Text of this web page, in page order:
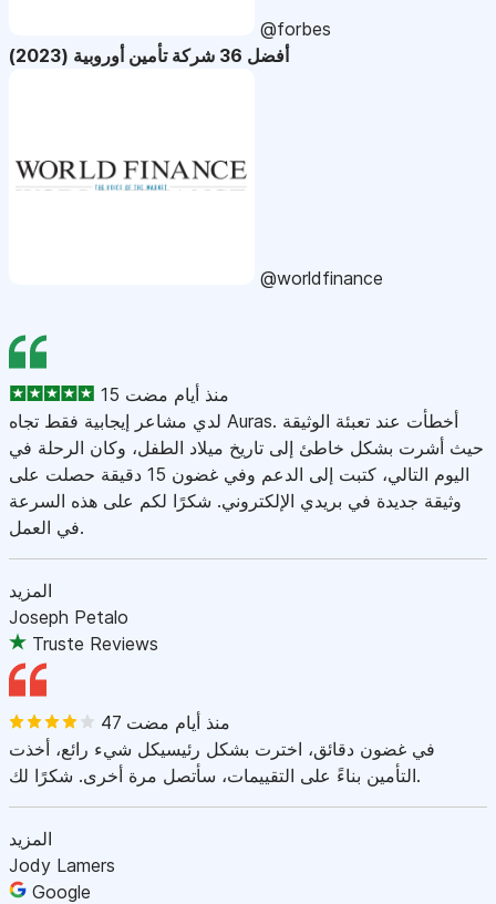
@forbes
أفضل 36 شركة تأمين أوروبية (2023)
@worldfinance
15 منذ أيام مضت
لدي مشاعر إيجابية فقط تجاه Auras. أخطأت عند تعبئة الوثيقة
حيث أشرت بشكل خاطئ إلى تاريخ ميلاد الطفل، وكان الرحلة في
اليوم التالي، كتبت إلى الدعم وفي غضون 15 دقيقة حصلت على
وثيقة جديدة في بريدي الإلكتروني. شكرًا لكم على هذه السرعة
في العمل.
المزيد
Joseph Petalo
Truste Reviews
47 منذ أيام مضت
في غضون دقائق، اخترت بشكل رئيسيكل شيء رائع، أخذت
التأمين بناءً على التقييمات، سأتصل مرة أخرى. شكرًا لك.
المزيد
Jody Lamers
Google